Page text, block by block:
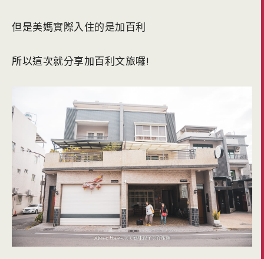
但是美媽實際入住的是加百利
所以這次就分享加百利文旅囉!